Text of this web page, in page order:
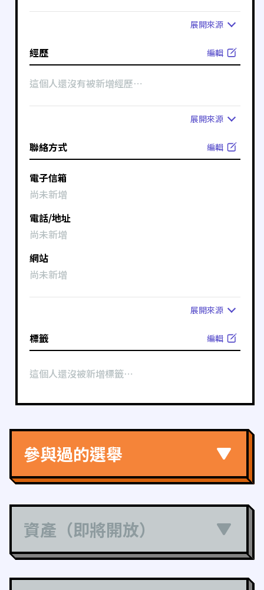
展開來源
經歷 編輯
這個人還沒有被新增經歷⋯
展開來源
聯絡方式 編輯
電子信箱
尚未新增
電話/地址
尚未新增
網站
尚未新增
展開來源
標籤 編輯
這個人還沒被新增標籤⋯
參與過的選舉
資產（即將開放）